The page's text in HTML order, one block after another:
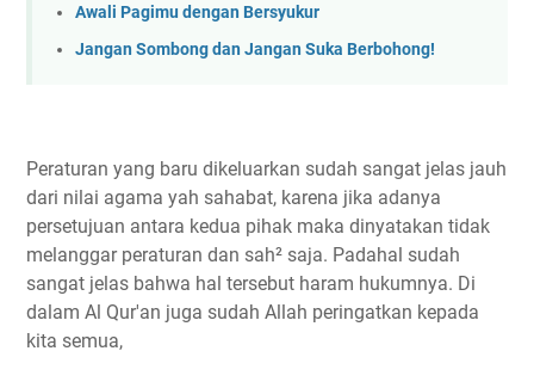
Awali Pagimu dengan Bersyukur
Jangan Sombong dan Jangan Suka Berbohong!
Peraturan yang baru dikeluarkan sudah sangat jelas jauh
dari nilai agama yah sahabat, karena jika adanya
persetujuan antara kedua pihak maka dinyatakan tidak
melanggar peraturan dan sah² saja. Padahal sudah
sangat jelas bahwa hal tersebut haram hukumnya. Di
dalam Al Qur'an juga sudah Allah peringatkan kepada
kita semua,